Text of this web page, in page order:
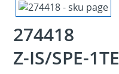
274418
Z-IS/SPE-1TE